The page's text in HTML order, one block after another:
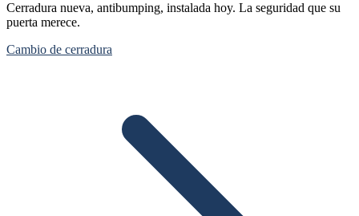
Cerradura nueva, antibumping, instalada hoy. La seguridad que su
puerta merece.
Cambio de cerradura